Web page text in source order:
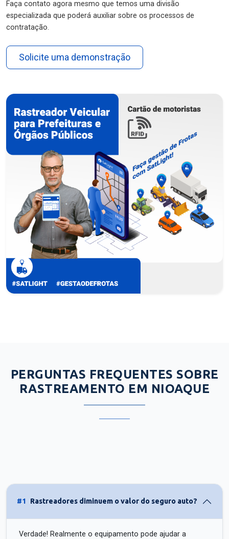
Faça contato agora mesmo que temos uma divisão
especializada que poderá auxiliar sobre os processos de
contratação.
Solicite uma demonstração
PERGUNTAS FREQUENTES SOBRE
RASTREAMENTO EM NIOAQUE
#1 Rastreadores diminuem o valor do seguro auto?
Verdade! Realmente o equipamento pode ajudar a